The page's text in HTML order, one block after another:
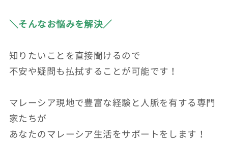
＼そんなお悩みを解決／
知りたいことを直接聞けるので
不安や疑問も払拭することが可能です！
マレーシア現地で豊富な経験と人脈を有する専門
家たちが
あなたのマレーシア生活をサポートをします！